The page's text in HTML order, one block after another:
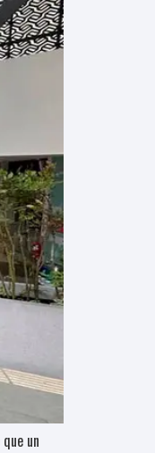
un